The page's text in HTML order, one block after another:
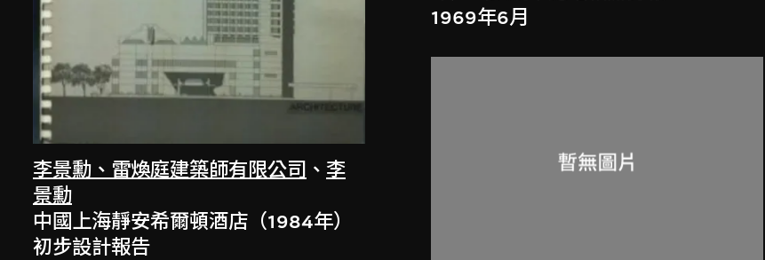
李景勳、雷煥庭建築師有限公司 、 李
景勳
中國上海靜安希爾頓酒店（1984年）
初步設計報告
1969年6月